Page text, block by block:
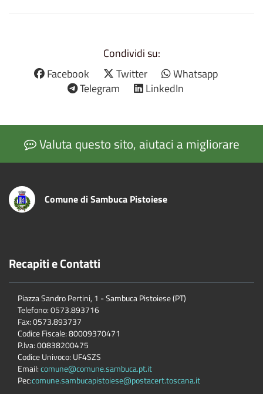
Condividi su:
Facebook
Twitter
Whatsapp
Telegram
LinkedIn
Valuta questo sito, aiutaci a migliorare
Comune di Sambuca Pistoiese
Recapiti e Contatti
Piazza Sandro Pertini, 1 - Sambuca Pistoiese (PT)
Telefono: 0573.893716
Fax: 0573.893737
Codice Fiscale: 80009370471
P.Iva: 00838200475
Codice Univoco: UF4SZS
Email:comune@comune.sambuca.pt.it
Pec:comune.sambucapistoiese@postacert.toscana.it